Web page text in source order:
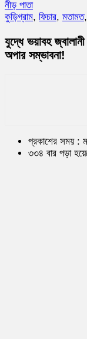
নীড় পাতা
কুড়িগ্রাম, ফিচার, মতামত,
যুদ্ধে ভয়াবহ
অপার সম্ভাবনা!
প্রকাশের সময় :
৩৩৪ বার পড়া